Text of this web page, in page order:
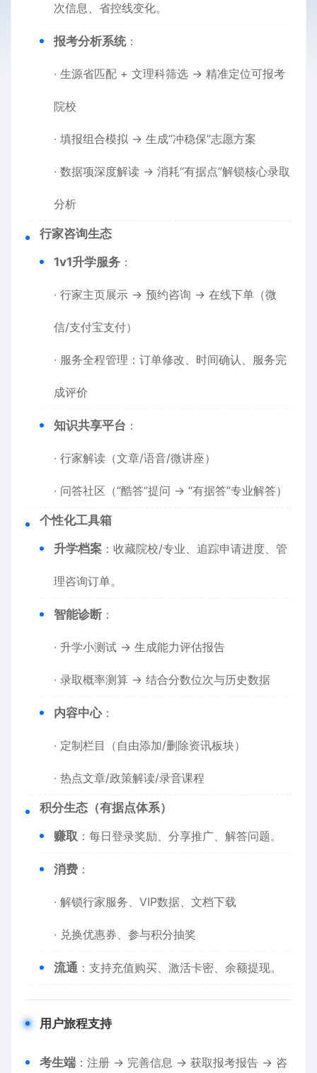
次信息、省控线变化。
​报考分析系统​​：
∙ 生源省匹配 + 文理科筛选 → 精准定位可报考
院校
∙ 填报组合模拟 → 生成“冲稳保”志愿方案
∙ 数据项深度解读 → 消耗“有据点”解锁核心录取
分析
​行家咨询生态​
​1v1升学服务​ ​：
∙ 行家主页展示 → 预约咨询 → 在线下单（微
信/支付宝支付）
∙ 服务全程管理：订单修改、时间确认、服务完
成评价
​知识共享平台​ ​：
∙ 行家解读（文章/语音/微讲座）
∙ 问答社区（“酷答”提问 → “有据答”专业解答）
​个性化工具箱​
​升学档案​ ​：收藏院校/专业、追踪申请进度、管
理咨询订单。
​智能诊断​ ​：
∙ 升学小测试 → 生成能力评估报告
∙ 录取概率测算 → 结合分数位次与历史数据
​内容中心​​：
∙ 定制栏目（自由添加/删除资讯板块）
∙ 热点文章/政策解读/录音课程
​积分生态（有据点体系）​
​赚取​ ​：每日登录奖励、分享推广、解答问题。
​消费​ ​：
∙ 解锁行家服务、VIP数据、文档下载
∙ 兑换优惠券、参与积分抽奖
​流通​ ​：支持充值购买、激活卡密、余额提现。
​用户旅程支持​
​考生端​ ​：注册 → 完善信息 → 获取报考报告 → 咨